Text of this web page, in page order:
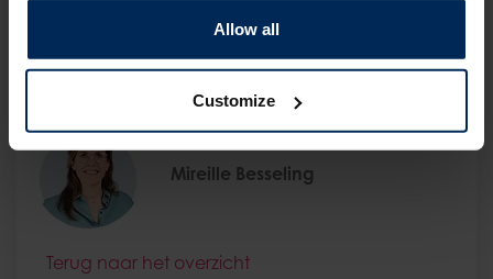
Allow all
Customize
Mireille Besseling
Terug naar het overzicht